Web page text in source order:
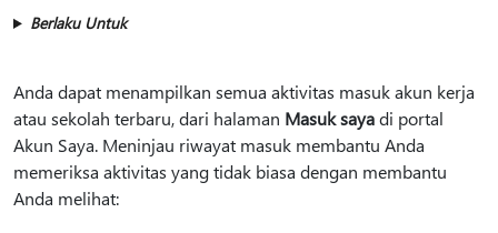
Berlaku Untuk
Anda dapat menampilkan semua aktivitas masuk akun kerja
atau sekolah terbaru, dari halaman Masuk sayadi portal
Akun Saya. Meninjau riwayat masuk membantu Anda
memeriksa aktivitas yang tidak biasa dengan membantu
Anda melihat: